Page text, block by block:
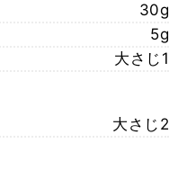
30g
5g
大さじ1
大さじ2